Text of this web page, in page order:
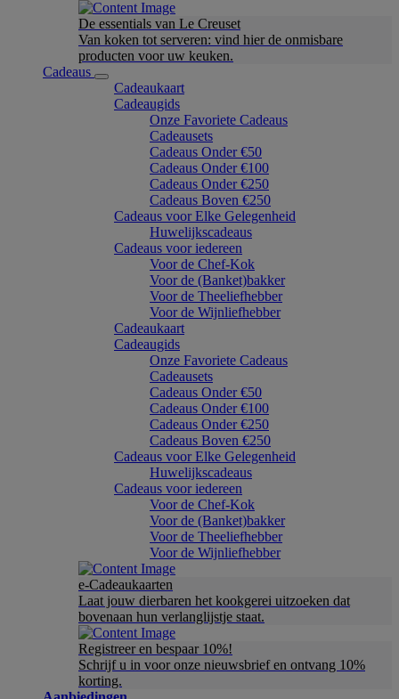
De essentials van Le Creuset
Van koken tot serveren: vind hier de onmisbare
producten voor uw keuken.
Cadeaus
Cadeaukaart
Cadeaugids
Onze Favoriete Cadeaus
Cadeausets
Cadeaus Onder €50
Cadeaus Onder €100
Cadeaus Onder €250
Cadeaus Boven €250
Cadeaus voor Elke Gelegenheid
Huwelijkscadeaus
Cadeaus voor iedereen
Voor de Chef-Kok
Voor de (Banket)bakker
Voor de Theeliefhebber
Voor de Wijnliefhebber
Cadeaukaart
Cadeaugids
Onze Favoriete Cadeaus
Cadeausets
Cadeaus Onder €50
Cadeaus Onder €100
Cadeaus Onder €250
Cadeaus Boven €250
Cadeaus voor Elke Gelegenheid
Huwelijkscadeaus
Cadeaus voor iedereen
Voor de Chef-Kok
Voor de (Banket)bakker
Voor de Theeliefhebber
Voor de Wijnliefhebber
e-Cadeaukaarten
Laat jouw dierbaren het kookgerei uitzoeken dat
bovenaan hun verlanglijstje staat.
Registreer en bespaar 10%!
Schrijf u in voor onze nieuwsbrief en ontvang 10%
korting.